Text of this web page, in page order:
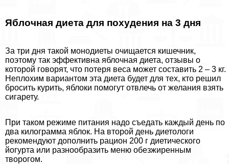
Яблочная диета для похудения на 3 дня
За три дня такой монодиеты очищается кишечник,
поэтому так эффективна яблочная диета, отзывы о
которой говорят, что потеря веса может составить 2 – 3 кг.
Неплохим вариантом эта диета будет для тех, кто решил
бросить курить, яблоки помогут отвлечь от желания взять
сигарету.
При таком режиме питания надо съедать каждый день по
два килограмма яблок. На второй день диетологи
рекомендуют дополнить рацион 200 г диетического
йогурта или разнообразить меню обезжиренным
творогом.